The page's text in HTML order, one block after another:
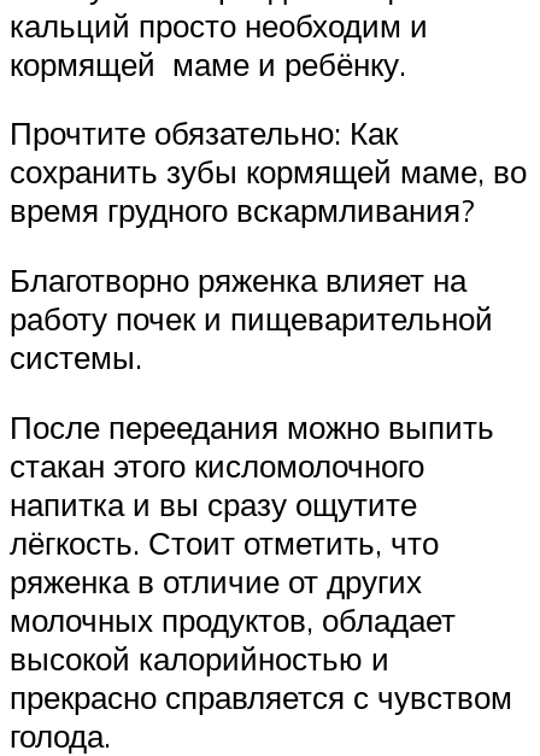
кальций просто необходим и
кормящей маме и ребёнку.
Прочтите обязательно: Как
сохранить зубы кормящей маме, во
время грудного вскармливания?
Благотворно ряженка влияет на
работу почек и пищеварительной
системы.
После переедания можно выпить
стакан этого кисломолочного
напитка и вы сразу ощутите
лёгкость. Стоит отметить, что
ряженка в отличие от других
молочных продуктов, обладает
высокой калорийностью и
прекрасно справляется с чувством
голода.